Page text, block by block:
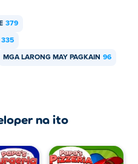
379
335
MGA LARONG MAY PAGKAIN 96
na ito